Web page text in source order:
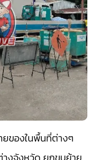
ยของในพื้นที่ต่างๆ